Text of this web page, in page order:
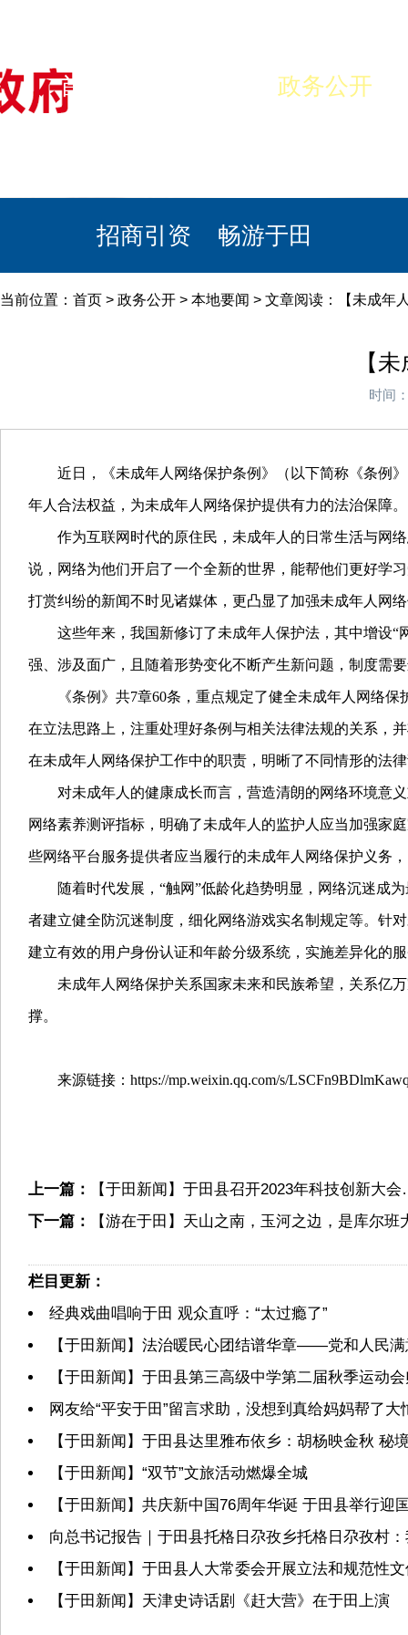
首页 政务公开
招商引资 畅游于田
当前位置： 首页 > 政务公开 > 本地要闻 > 文章阅读：【未成年
【
时间
近日，《未成年人网络保护条例》（以下简称《条例》
年人合法权益，为未成年人网络保护提供有力的法治保障。
作为互联网时代的原住民，未成年人的日常生活与网络
说，网络为他们开启了一个全新的世界，能帮他们更好学
打赏纠纷的新闻不时见诸媒体，更凸显了加强未成年人网
这些年来，我国新修订了未成年人保护法，其中增设“
强、涉及面广，且随着形势变化不断产生新问题，制度需
《条例》共7章60条，重点规定了健全未成年人网络保
在立法思路上，注重处理好条例与相关法律法规的关系，
在未成年人网络保护工作中的职责，明晰了不同情形的法
对未成年人的健康成长而言，营造清朗的网络环境意义
网络素养测评指标，明确了未成年人的监护人应当加强家
些网络平台服务提供者应当履行的未成年人网络保护义务
随着时代发展，“触网”低龄化趋势明显，网络沉迷成为
者建立健全防沉迷制度，细化网络游戏实名制规定等。针
建立有效的用户身份认证和年龄分级系统，实施差异化的
未成年人网络保护关系国家未来和民族希望，关系亿万
撑。
来源链接：https://mp.weixin.qq.com/s/
上一篇：
【于田新闻】于田县召开2023年科技创新大
下一篇：
【游在于田】天山之南，玉河之边，是库尔班
栏目更新：
经典戏曲唱响于田 观众直呼：“太过瘾了”
【于田新闻】法治暖民心团结谱华章——党和人民
【于田新闻】于田县第三高级中学第二届秋季运动
网友给“平安于田”留言求助，没想到真给妈妈帮了大
【于田新闻】于田县达里雅布依乡：胡杨映金秋 秘
【于田新闻】“双节”文旅活动燃爆全城
【于田新闻】共庆新中国76周年华诞 于田县举行迎
向总书记报告｜于田县托格日尕孜乡托格日尕孜村
【于田新闻】于田县人大常委会开展立法和规范性
【于田新闻】天津史诗话剧《赶大营》在于田上演